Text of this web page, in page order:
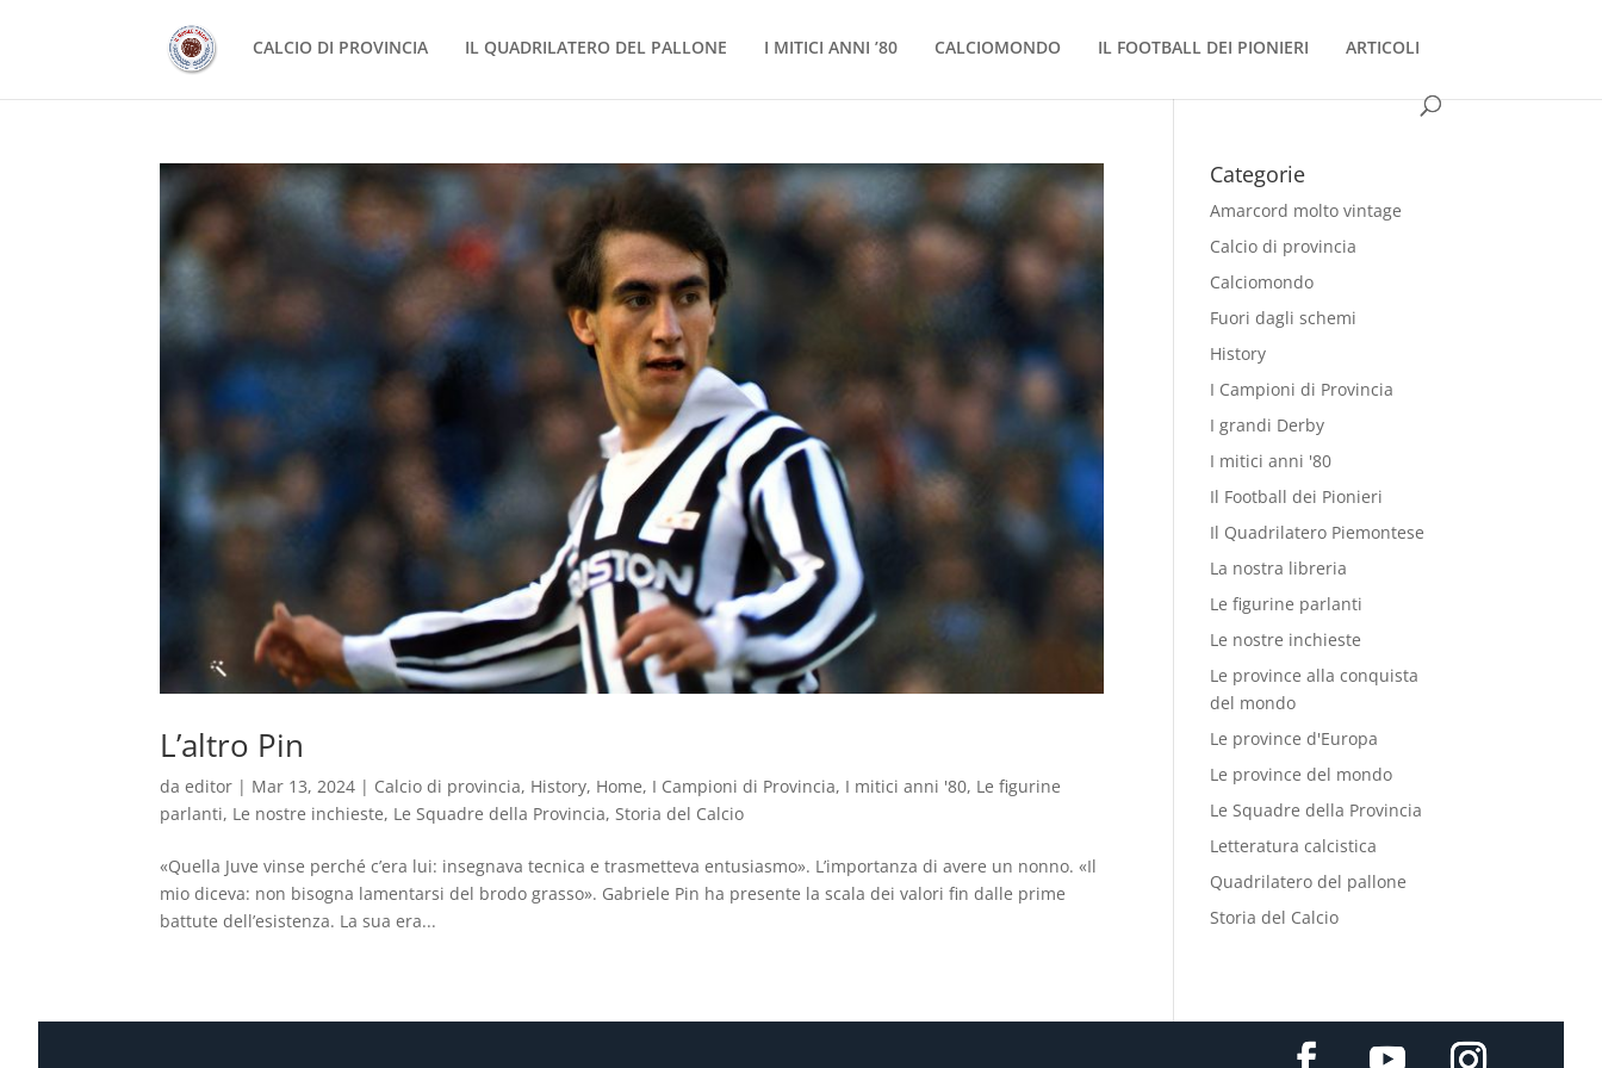
CALCIO DI PROVINCIA IL QUADRILATERO DEL PALLONE I MITICI ANNI ’80 CALCIOMONDO IL FOOTBALL DEI PIONIERI ARTICOLI
L’altro Pin
daeditor | Mar 13, 2024 | Calcio di provincia, History, Home, I Campioni di Provincia, I mitici anni '80, Le figurine
parlanti, Le nostre inchieste, Le Squadre della Provincia,Storia del Calcio
«Quella Juve vinse perché c’era lui: insegnava tecnica e trasmetteva entusiasmo». L’importanza di avere un nonno. «Il
mio diceva: non bisogna lamentarsi del brodo grasso». Gabriele Pin ha presente la scala dei valori fin dalle prime
battute dell’esistenza. La sua era...
Categorie
Amarcord molto vintage
Calcio di provincia
Calciomondo
Fuori dagli schemi
History
I Campioni di Provincia
I grandi Derby
I mitici anni '80
Il Football dei Pionieri
Il Quadrilatero Piemontese
La nostra libreria
Le figurine parlanti
Le nostre inchieste
Le province alla conquista
del mondo
Le province d'Europa
Le province del mondo
Le Squadre della Provincia
Letteratura calcistica
Quadrilatero del pallone
Storia del Calcio